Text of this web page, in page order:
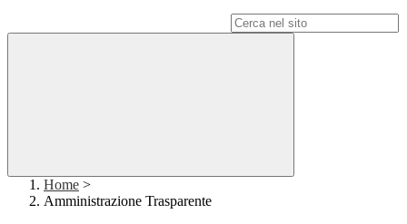
Home >
Amministrazione Trasparente